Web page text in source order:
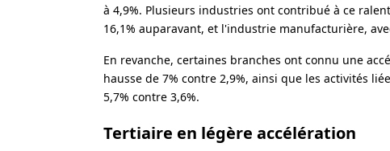
à 4,9%. Plusieurs industries ont contribué à ce
16,1% auparavant, et l'industrie manufacturière,
En revanche, certaines branches ont connu une
hausse de 7% contre 2,9%, ainsi que les activités
5,7% contre 3,6%.
Tertiaire en légère accélération